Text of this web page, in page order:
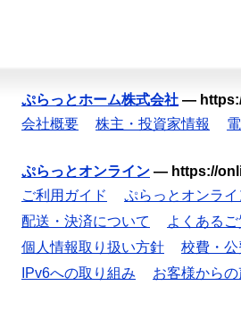
ぷらっとホーム株式会社 —
会社概要
株主・投資家情報
ぷらっとオンライン — https://
ご利用ガイド
ぷらっとオンラ
配送・決済について
よくあるご
個人情報取り扱い方針
校費・
IPv6への取り組み
お客様からの